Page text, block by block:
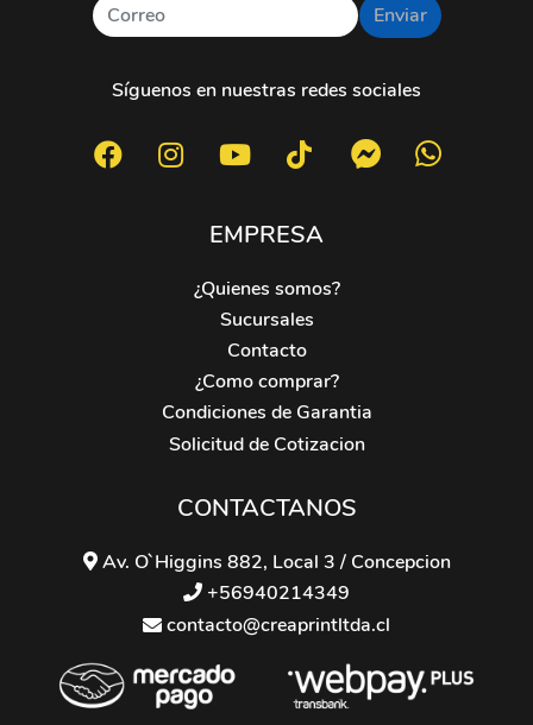
Enviar
Síguenos en nuestras redes sociales
EMPRESA
¿Quienes somos?
Sucursales
Contacto
¿Como comprar?
Condiciones de Garantia
Solicitud de Cotizacion
CONTACTANOS
Av. O`Higgins 882, Local 3 / Concepcion
+56940214349
contacto@creaprintltda.cl